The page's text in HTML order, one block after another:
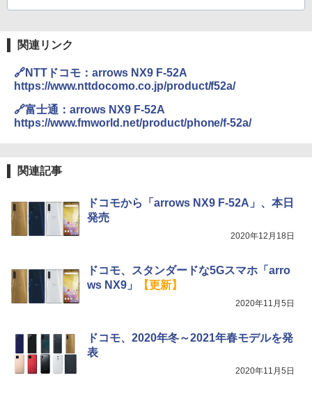
関連リンク
🔗NTTドコモ：arrows NX9 F-52A
https://www.nttdocomo.co.jp/product/f52a/
🔗富士通：arrows NX9 F-52A
https://www.fmworld.net/product/phone/f-52a/
関連記事
ドコモから「arrows NX9 F-52A」、本日
発売
2020年12月18日
ドコモ、スタンダードな5Gスマホ「arro
ws NX9」
【更新】
2020年11月5日
ドコモ、2020年冬～2021年春モデルを発
表
2020年11月5日